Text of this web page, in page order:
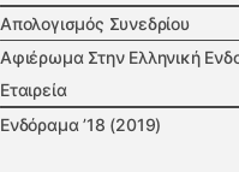
Απολογισμός Συνεδρίου
Αφιέρωμα Στην Ελληνική
Εταιρεία
Ενδόραμα ’18 (2019)